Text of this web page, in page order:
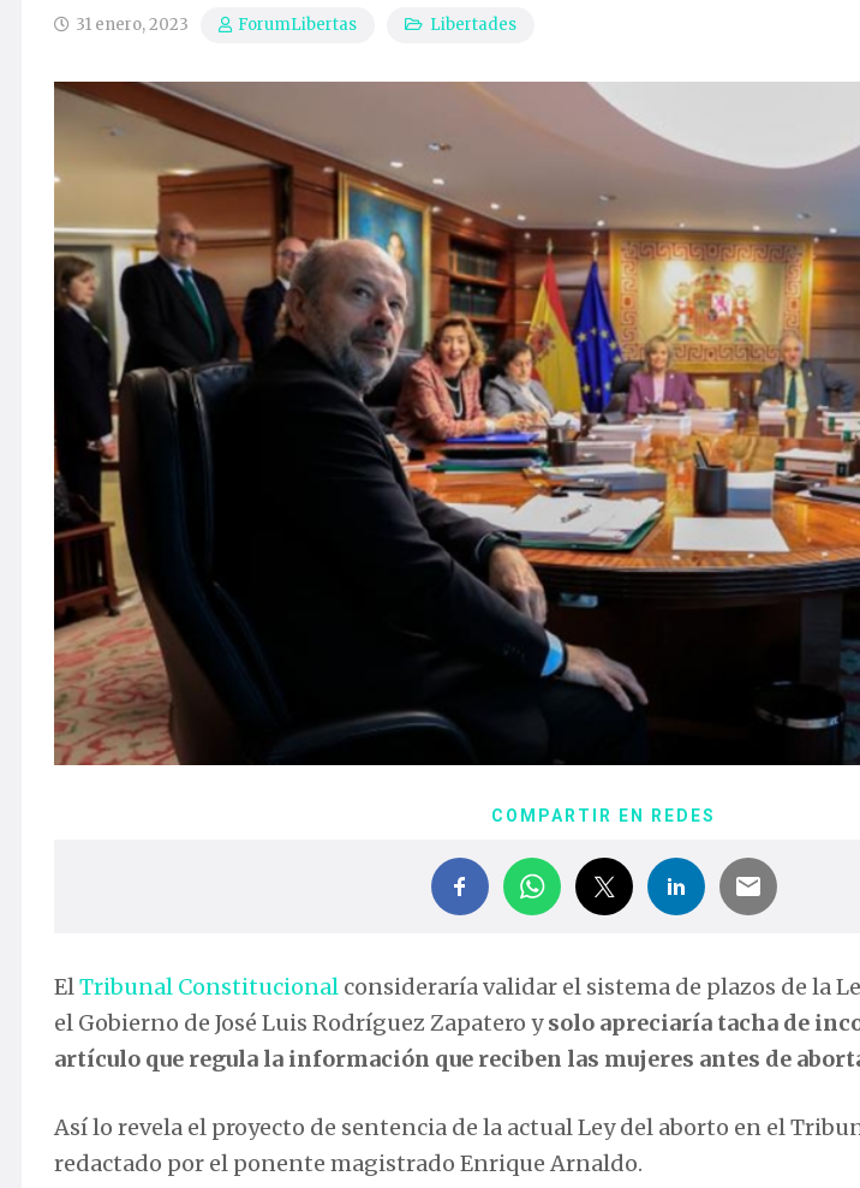
31 enero, 2023 ForumLibertas Libertades
COMPARTIR EN REDES
ElTribunal Constitucional consideraría validar el sistema de plazos de la
el Gobierno de José Luis Rodríguez Zapatero ysolo apreciaría tacha de
artículo que regula la información que reciben las mujeres antes de
Así lo revela el proyecto de sentencia de la actual Ley del aborto en el
redactado por el ponente magistrado Enrique Arnaldo.